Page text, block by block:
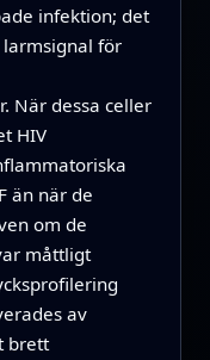
infektion; det
för
När dessa celler
HIV
än när de
om de
måttligt
av
brett